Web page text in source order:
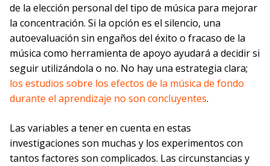
de la elección personal del tipo de música para mejorar
la concentración. Si la opción es el silencio, una
autoevaluación sin engaños del éxito o fracaso de la
música como herramienta de apoyo ayudará a decidir si
seguir utilizándola o no. No hay una estrategia clara;
los estudios sobre los efectos de la música de fondo
durante el aprendizaje no son concluyentes.
Las variables a tener en cuenta en estas
investigaciones son muchas y los experimentos con
tantos factores son complicados. Las circunstancias y